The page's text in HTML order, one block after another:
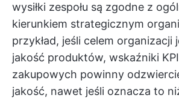
wysiłki zespołu są zgodne z
kierunkiem strategicznym
przykład, jeśli celem organizacji
jakość produktów, wskaźniki
zakupowych powinny
jakość, nawet jeśli oznacza to